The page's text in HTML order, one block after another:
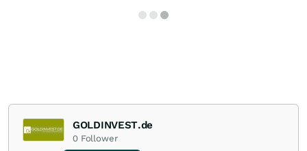
GOLDINVEST.de
0 Follower